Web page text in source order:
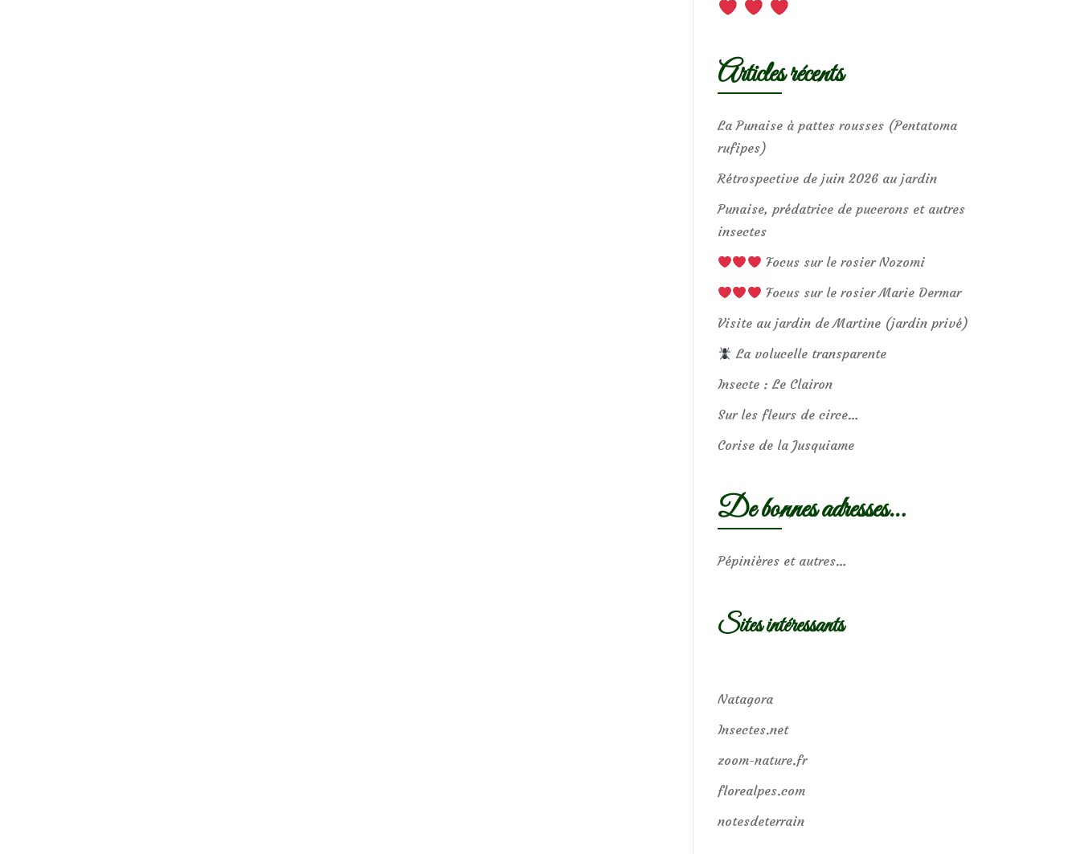
Articles récents
La Punaise à pattes rousses (Pentatoma
rufipes)
Rétrospective de juin 2026 au jardin
Punaise, prédatrice de pucerons et autres
insectes
Focus sur le rosier Nozomi
Focus sur le rosier Marie Dermar
Visite au jardin de Martine (jardin privé)
La volucelle transparente
Insecte : Le Clairon
Sur les fleurs de circe…
Corise de la Jusquiame
De bonnes adresses…
Pépinières et autres…
Sites intéressants
Natagora
Insectes.net
zoom-nature.fr
florealpes.com
notesdeterrain